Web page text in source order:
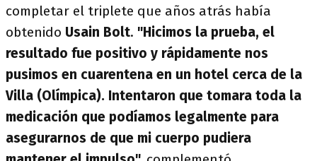
completar el triplete que años atrás había
obtenido Usain Bolt. "Hicimos la prueba, el
resultado fue positivo y rápidamente nos
pusimos en cuarentena en un hotel cerca de la
Villa (Olímpica). Intentaron que tomara toda la
medicación que podíamos legalmente para
asegurarnos de que mi cuerpo pudiera